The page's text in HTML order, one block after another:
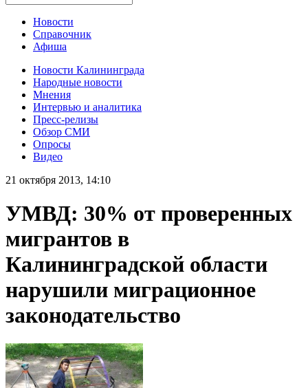
Новости
Справочник
Афиша
Новости Калининграда
Народные новости
Мнения
Интервью и аналитика
Пресс-релизы
Обзор СМИ
Опросы
Видео
21 октября 2013, 14:10
УМВД: 30% от проверенных
мигрантов в
Калининградской области
нарушили миграционное
законодательство